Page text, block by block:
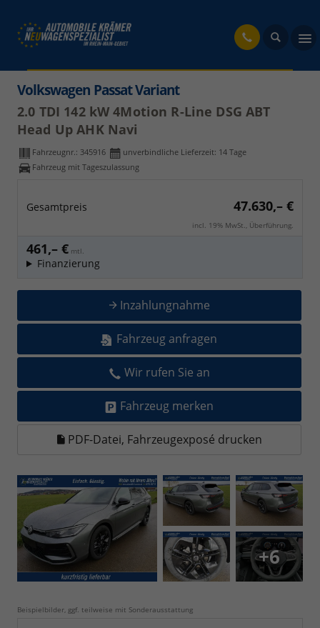
Volkswagen Passat Variant
2.0 TDI 142 kW 4Motion R-Line DSG ABT
Head Up AHK Navi
Fahrzeugnr.: 345916 unverbindliche Lieferzeit: 14 Tage
Fahrzeug mit Tageszulassung
Gesamtpreis 47.630,– €
incl. 19% MwSt., Überführung.
461,– € mtl.
Finanzierung
Inzahlungnahme
Fahrzeug anfragen
Wir rufen Sie an
Fahrzeug merken
PDF-Datei, Fahrzeugexposé drucken
+6
Beispielbilder, ggf. teilweise mit Sonderausstattung